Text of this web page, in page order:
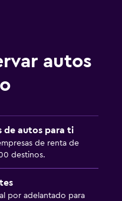
autos
de autos para ti
de renta de
destinos.
por adelantado para